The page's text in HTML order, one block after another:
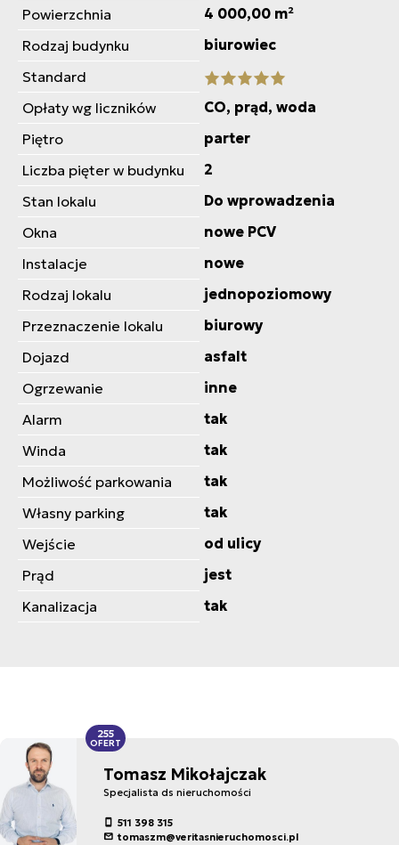
Powierzchnia
4 000,00 m²
Rodzaj budynku
biurowiec
Standard
Opłaty wg liczników
CO, prąd, woda
Piętro
parter
Liczba pięter w budynku
2
Stan lokalu
Do wprowadzenia
Okna
nowe PCV
Instalacje
nowe
Rodzaj lokalu
jednopoziomowy
Przeznaczenie lokalu
biurowy
Dojazd
asfalt
Ogrzewanie
inne
Alarm
tak
Winda
tak
Możliwość parkowania
tak
Własny parking
tak
Wejście
od ulicy
Prąd
jest
Kanalizacja
tak
Tomasz Mikołajczak
Specjalista ds nieruchomości
511 398 315
tomaszm@veritasnieruchomosci.pl
255
OFERT